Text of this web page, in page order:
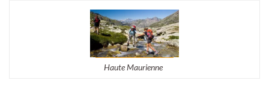
Haute Maurienne